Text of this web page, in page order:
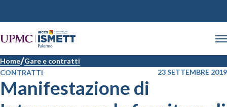
Home Gare e contratti
CONTRATTI
23 SETTEMBRE 2019
Manifestazione di